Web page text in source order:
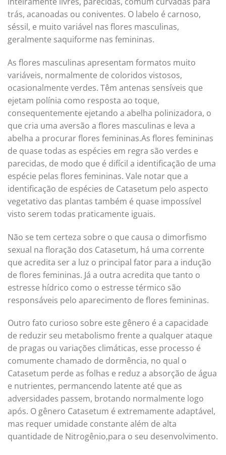
trás, acanoadas ou coniventes. O labelo é carnoso,
séssil, e muito variável nas flores masculinas,
geralmente saquiforme nas femininas.
As flores masculinas apresentam formatos muito
variáveis, normalmente de coloridos vistosos,
ocasionalmente verdes. Têm antenas sensíveis que
ejetam polínia como resposta ao toque,
consequentemente ejetando a abelha polinizadora, o
que cria uma aversão a flores masculinas e leva a
abelha a procurar flores femininas.As flores femininas
de quase todas as espécies em regra são verdes e
parecidas, de modo que é difícil a identificação de uma
espécie pelas flores femininas. Vale notar que a
identificação de espécies de Catasetum pelo aspecto
vegetativo das plantas também é quase impossível
visto serem todas praticamente iguais.
Não se tem certeza sobre o que causa o dimorfismo
sexual na floração dos Catasetum, há uma corrente
que acredita ser a luz o principal fator para a indução
de flores femininas. Já a outra acredita que tanto o
estresse hídrico como o estresse térmico são
responsáveis pelo aparecimento de flores femininas.
Outro fato curioso sobre este gênero é a capacidade
de reduzir seu metabolismo frente a qualquer ataque
de pragas ou variações climáticas, esse processo é
comumente chamado de dormência, no qual o
Catasetum perde as folhas e reduz a absorção de água
e nutrientes, permancendo latente até que as
adversidades passem, brotando normalmente logo
após. O gênero Catasetum é extremamente adaptável,
mas requer umidade constante além de alta
quantidade de Nitrogênio,para o seu desenvolvimento.